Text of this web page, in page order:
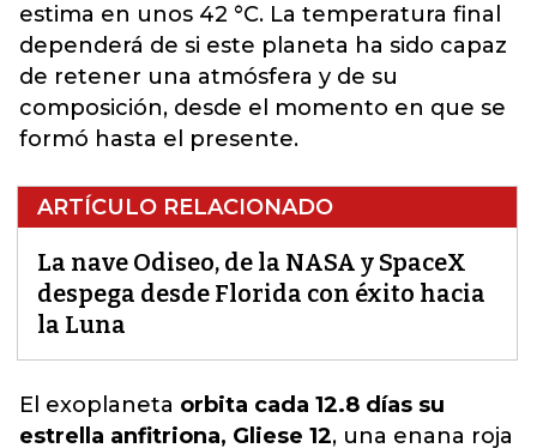
estima en unos 42 °C. La temperatura final
dependerá de si este planeta ha sido capaz
de retener una atmósfera y de su
composición, desde el momento en que se
formó hasta el presente.
ARTÍCULO RELACIONADO
La nave Odiseo, de la NASA y SpaceX
despega desde Florida con éxito hacia
la Luna
El exoplaneta orbita cada 12.8 días su
estrella anfitriona, Gliese 12, una enana roja